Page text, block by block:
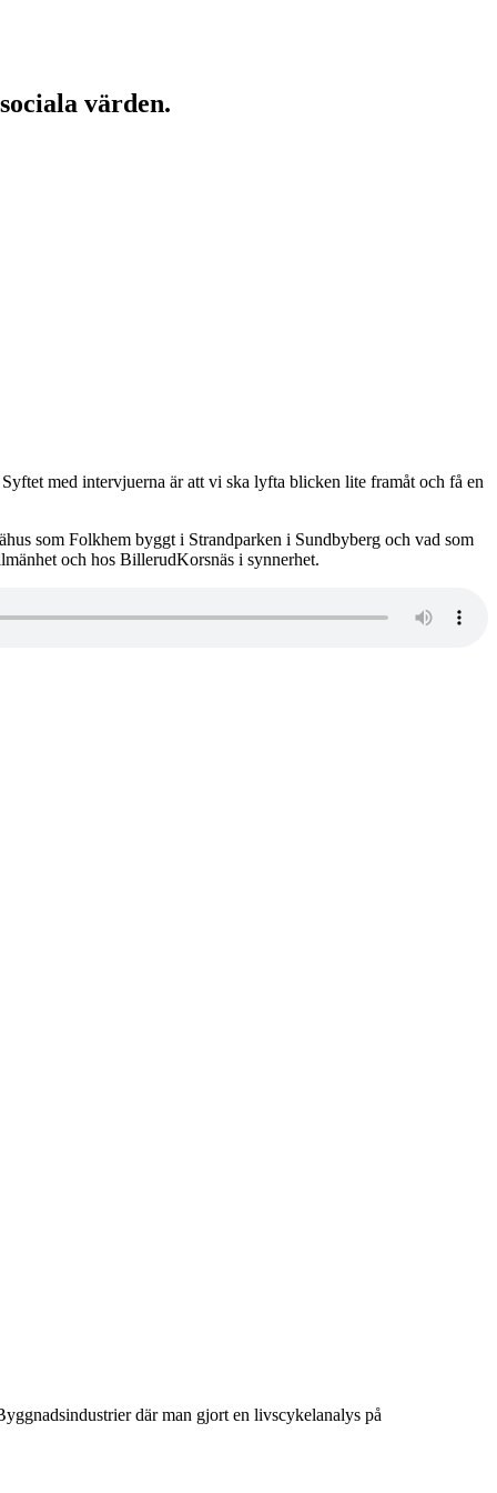
värden.
med intervjuerna är att vi ska lyfta blicken lite framåt och få en
som Folkhem byggt i Strandparken i Sundbyberg och vad som
och hos BillerudKorsnäs i synnerhet.
där man gjort en livscykelanalys på